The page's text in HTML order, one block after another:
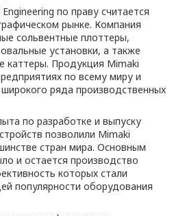
по праву считается
рынке. Компания
сольвентные плоттеры,
установки, а также
Продукция Mimaki
по всему миру и
ряда производственных
по разработке и выпуску
позволили Mimaki
стран мира. Основным
и остается производство
которых стали
популярности оборудования